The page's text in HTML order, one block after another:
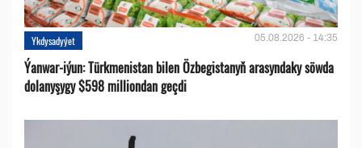
Ykdysadyýet 05.08.2026 - 14:35
Ýanwar-iýun: Türkmenistan bilen Özbegistanyň arasyndaky söwda
dolanyşygy $598 milliondan geçdi